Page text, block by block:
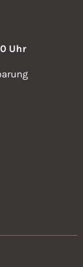
Uhr